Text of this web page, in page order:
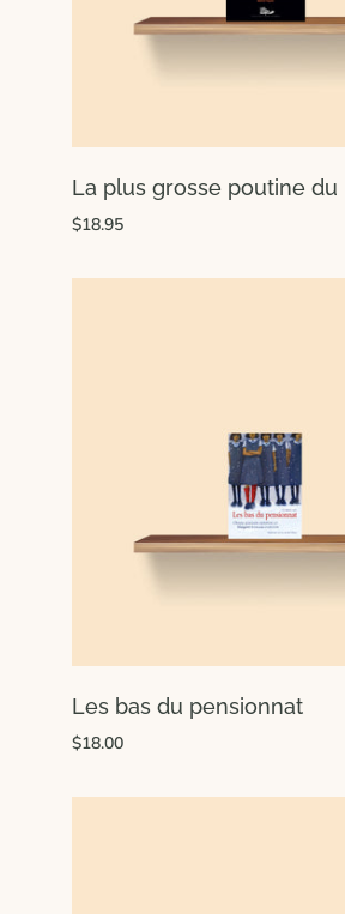
La plus grosse poutine
$18.95
Les bas du pensionnat
$18.00